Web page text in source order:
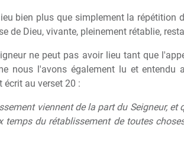
bien plus que simplement la répétition
de Dieu, vivante, pleinement rétablie,
ne peut pas avoir lieu tant que
nous l'avons également lu et entendu
écrit au verset 20 :
viennent de la part du Seigneur,
temps du rétablissement de toutes